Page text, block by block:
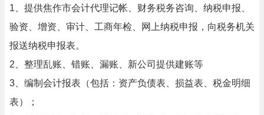
1、提供焦作市会计代理记帐、财务税务咨询、纳税申报、
验资、增资、审计、工商年检、网上纳税申报，向税务机关
报送纳税申报表。
2、整理乱账、错账、漏账、新公司提供建账等
3、编制会计报表（包括：资产负债表、损益表、税金明细
表）；